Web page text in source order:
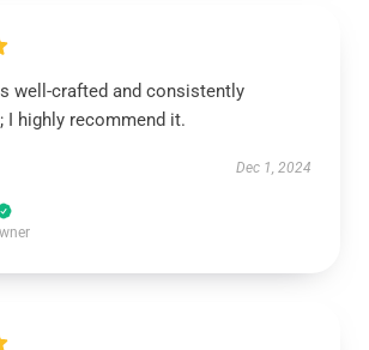
well-crafted and consistently
I highly recommend it.
Dec 1, 2024